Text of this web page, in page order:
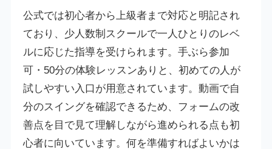
公式では初心者から上級者まで対応と明記され
ており、少人数制スクールで一人ひとりのレベ
ルに応じた指導を受けられます。手ぶら参加
可・50分の体験レッスンありと、初めての人が
試しやすい入口が用意されています。動画で自
分のスイングを確認できるため、フォームの改
善点を目で見て理解しながら進められる点も初
心者に向いています。何を準備すればよいかは